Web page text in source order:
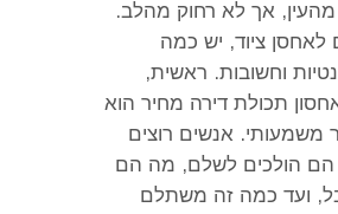
, אך לא רחוק מהלב.
לאחסן ציוד, יש כמה
וחשובות. ראשית,
תכולת דירה מחיר הוא
משמעותי. אנשים רוצים
הולכים לשלם, מה הם
, ועד כמה זה משתלם